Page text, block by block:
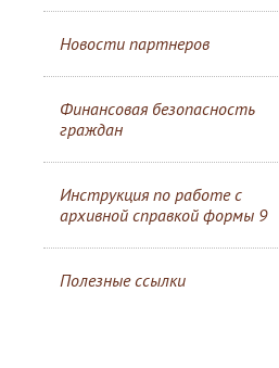
Новости партнеров
Финансовая безопасность
граждан
Инструкция по работе с
архивной справкой формы 9
Полезные ссылки